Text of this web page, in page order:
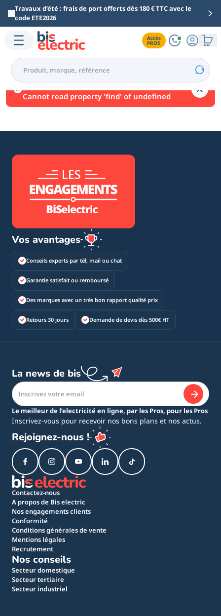
Aller au contenu principal
Travaux d’été : frais de port offerts dès 180 € TTC avec le
code ETE2026
Accès
PROS
Une erreur est survenue.
Cannot read property 'find' of undefined
Vos avantages
Conseils experts par tél, mail ou chat
Garantie satisfait ou remboursé
Des marques avec un très bon rapport qualité prix
Retours 30 jours Demande de devis dès 500€ HT
La news de bis
Le meilleur de l’electricité en ligne, par les Pros, pour les Pros
Inscrivez-vous pour recevoir nos bons plans et nos actus.
Rejoignez-nous !
Contactez-nous
A propos de Bis electric
Nos engagements clients
Conformité
Conditions générales de vente
Mentions légales
Recrutement
Nos conseils
Secteur domestique
Secteur tertiaire
Secteur industriel